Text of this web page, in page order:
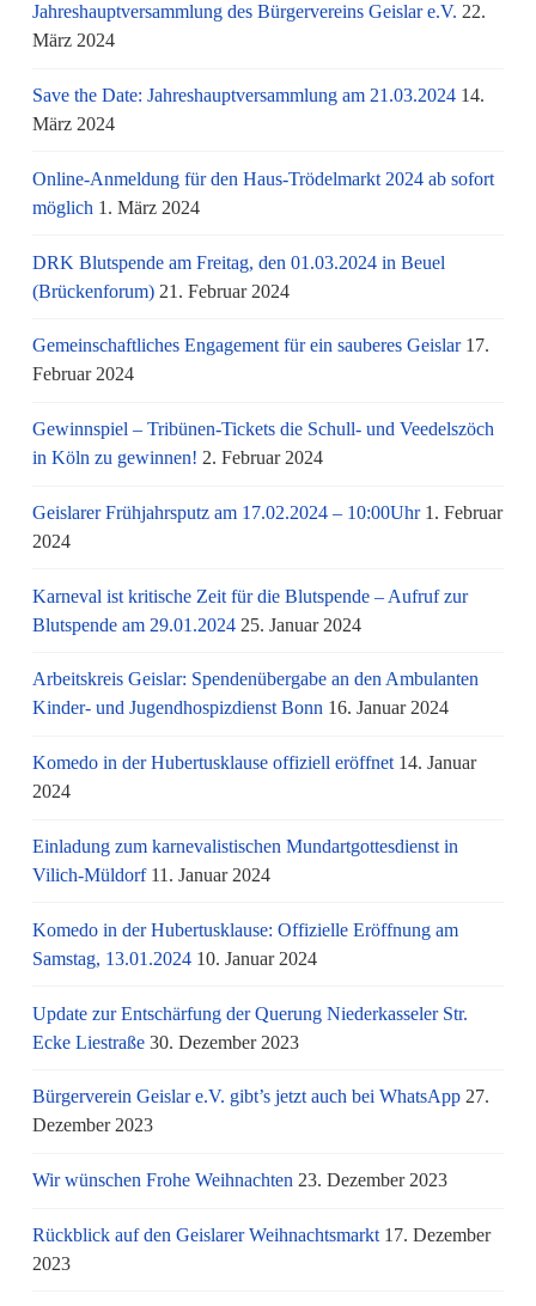
Jahreshauptversammlung des Bürgervereins Geislar e.V. 22.
März 2024
Save the Date: Jahreshauptversammlung am 21.03.2024 14.
März 2024
Online-Anmeldung für den Haus-Trödelmarkt 2024 ab sofort
möglich 1. März 2024
DRK Blutspende am Freitag, den 01.03.2024 in Beuel
(Brückenforum) 21. Februar 2024
Gemeinschaftliches Engagement für ein sauberes Geislar 17.
Februar 2024
Gewinnspiel – Tribünen-Tickets die Schull- und Veedelszöch
in Köln zu gewinnen! 2. Februar 2024
Geislarer Frühjahrsputz am 17.02.2024 – 10:00Uhr 1. Februar
2024
Karneval ist kritische Zeit für die Blutspende – Aufruf zur
Blutspende am 29.01.2024 25. Januar 2024
Arbeitskreis Geislar: Spendenübergabe an den Ambulanten
Kinder- und Jugendhospizdienst Bonn 16. Januar 2024
Komedo in der Hubertusklause offiziell eröffnet 14. Januar
2024
Einladung zum karnevalistischen Mundartgottesdienst in
Vilich-Müldorf 11. Januar 2024
Komedo in der Hubertusklause: Offizielle Eröffnung am
Samstag, 13.01.2024 10. Januar 2024
Update zur Entschärfung der Querung Niederkasseler Str.
Ecke Liestraße 30. Dezember 2023
Bürgerverein Geislar e.V. gibt’s jetzt auch bei WhatsApp 27.
Dezember 2023
Wir wünschen Frohe Weihnachten 23. Dezember 2023
Rückblick auf den Geislarer Weihnachtsmarkt 17. Dezember
2023